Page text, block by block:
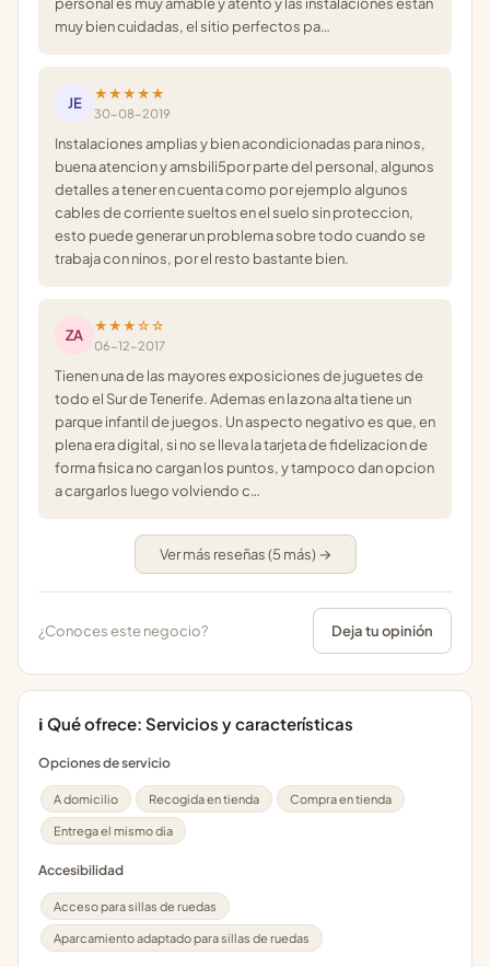
muy bien cuidadas, el sitio perfectos pa…
JE
★★★★★
30-08-2019
Instalaciones amplias y bien acondicionadas para ninos,
buena atencion y amsbili5por parte del personal, algunos
detalles a tener en cuenta como por ejemplo algunos
cables de corriente sueltos en el suelo sin proteccion,
esto puede generar un problema sobre todo cuando se
trabaja con ninos, por el resto bastante bien.
ZA
★★★☆☆
06-12-2017
Tienen una de las mayores exposiciones de juguetes de
todo el Sur de Tenerife. Ademas en la zona alta tiene un
parque infantil de juegos. Un aspecto negativo es que, en
plena era digital, si no se lleva la tarjeta de fidelizacion de
forma fisica no cargan los puntos, y tampoco dan opcion
a cargarlos luego volviendo c…
Ver más reseñas (5 más) →
¿Conoces este negocio? Deja tu opinión
ℹ️ Qué ofrece: Servicios y características
Opciones de servicio
A domicilio Recogida en tienda Compra en tienda
Entrega el mismo dia
Accesibilidad
Acceso para sillas de ruedas
Aparcamiento adaptado para sillas de ruedas